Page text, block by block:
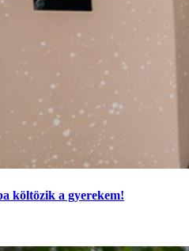
költözik a gyerekem!